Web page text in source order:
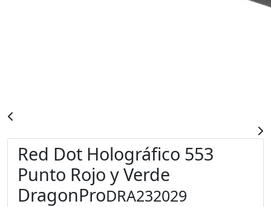
Red Dot Holográfico 553
Punto Rojo y Verde
DragonProDRA232029